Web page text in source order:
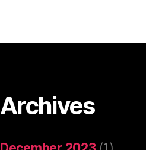
Archives